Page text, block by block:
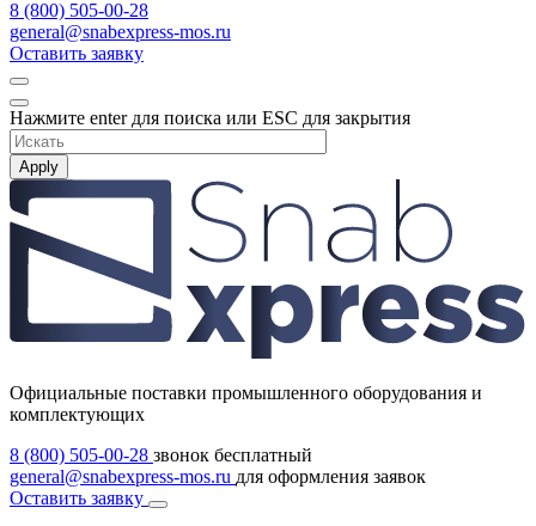
8 (800) 505-00-28
general@snabexpress-mos.ru
Оставить заявку
Нажмите enter для поиска или ESC для закрытия
Apply
Официальные поставки промышленного оборудования и
комплектующих
8 (800) 505-00-28 звонок бесплатный
general@snabexpress-mos.ru для оформления заявок
Оставить заявку